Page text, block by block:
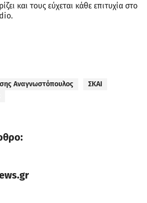
και τους εύχεται κάθε επιτυχία στο
Αναγνωστόπουλος
ΣΚΑΙ